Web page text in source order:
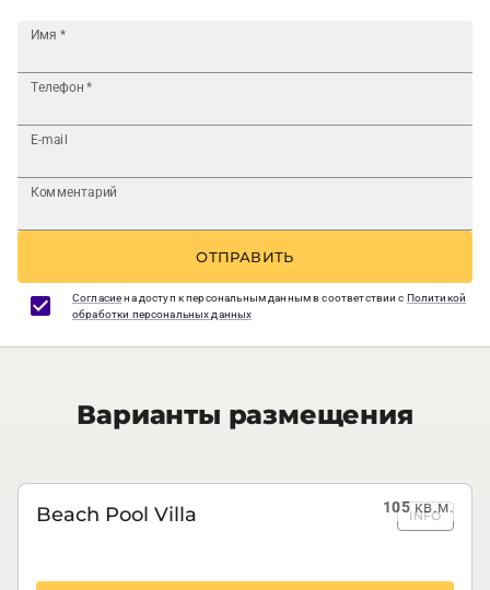
Имя *
Телефон *
E-mail
Комментарий
ОТПРАВИТЬ
Согласиена доступ к персональным данным в соответствии с Политикой
обработки персональных данных
Варианты размещения
105кв.м.
Beach Pool Villa INFO